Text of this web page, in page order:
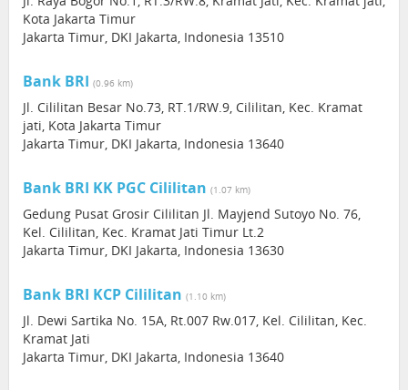
Kota Jakarta Timur
Jakarta Timur, DKI Jakarta, Indonesia 13510
Bank BRI (0.96 km)
Jl. Cililitan Besar No.73, RT.1/RW.9, Cililitan, Kec. Kramat
jati, Kota Jakarta Timur
Jakarta Timur, DKI Jakarta, Indonesia 13640
Bank BRI KK PGC Cililitan (1.07 km)
Gedung Pusat Grosir Cililitan Jl. Mayjend Sutoyo No. 76,
Kel. Cililitan, Kec. Kramat Jati Timur Lt.2
Jakarta Timur, DKI Jakarta, Indonesia 13630
Bank BRI KCP Cililitan (1.10 km)
Jl. Dewi Sartika No. 15A, Rt.007 Rw.017, Kel. Cililitan, Kec.
Kramat Jati
Jakarta Timur, DKI Jakarta, Indonesia 13640